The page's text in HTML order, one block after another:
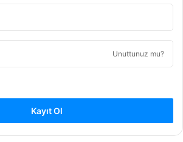
Unuttunuz mu?
Kayıt Ol